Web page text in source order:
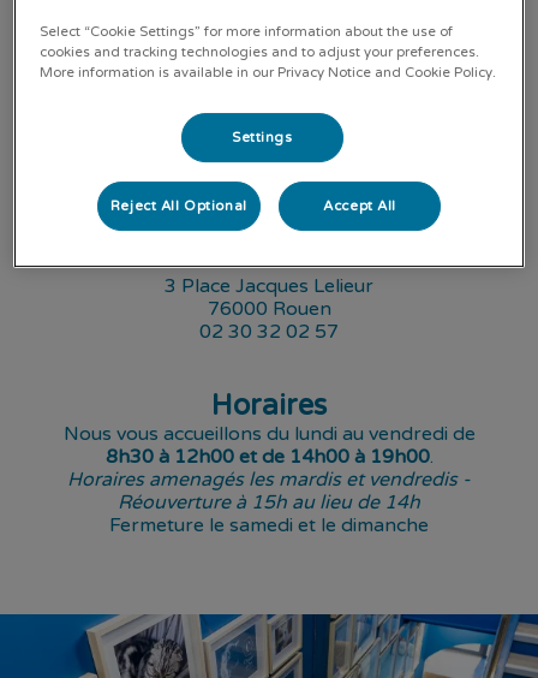
La Clinique du Chat de la
Cathédrale
3 Place Jacques Lelieur
76000 Rouen
02 30 32 02 57
Horaires
Nous vous accueillons du lundi au vendredi de
8h30 à 12h00 et de 14h00 à 19h00.
Horaires amenagés les mardis et vendredis -
Réouverture à 15h au lieu de 14h
Fermeture le samedi et le dimanche
Select “Cookie Settings” for more information about the use of
cookies and tracking technologies and to adjust your preferences.
More information is available in our Privacy Notice and Cookie Policy.
Settings
Reject All Optional Accept All